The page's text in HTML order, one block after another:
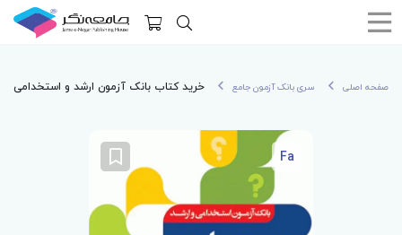
صفحه اصلی سری بانک آزمون جامع خرید کتاب بانک آزمون ارشد و استخدامی
Fa